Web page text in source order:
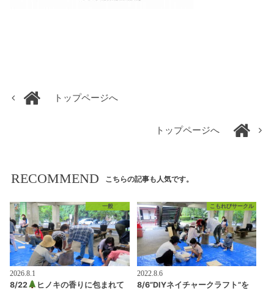
トップページへ
トップページへ
RECOMMEND こちらの記事も人気です。
一般
2026.8.1
8/22
ヒノキの香りに包まれて
こもれびサークル
2022.8.6
8/6”DIYネイチャークラフト”を